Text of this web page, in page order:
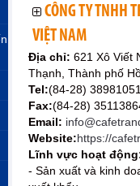
CÔNG TY TNHH
VIỆT NAM
Địa chỉ: 621 Xô Viết
Thạnh, Thành phố
Tel:(84-28)
Fax:(84-28)
Email:
Website:https://
Lĩnh vực hoạt
- Sản xuất và kinh